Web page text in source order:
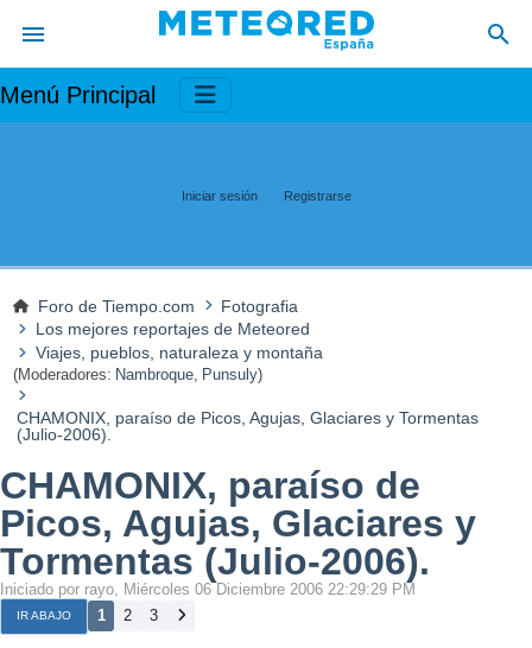
Menú Principal
Iniciar sesión Registrarse
Foro de Tiempo.com
Fotografia
Los mejores reportajes de Meteored
Viajes, pueblos, naturaleza y montaña
(Moderadores: Nambroque, Punsuly)
CHAMONIX, paraíso de Picos, Agujas, Glaciares y Tormentas
(Julio-2006).
CHAMONIX, paraíso de
Picos, Agujas, Glaciares y
Tormentas (Julio-2006).
Iniciado por rayo, Miércoles 06 Diciembre 2006 22:29:29 PM
IR ABAJO 1 2 3